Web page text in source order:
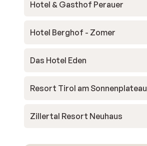
Hotel & Gasthof Perauer
Hotel Berghof - Zomer
Das Hotel Eden
Resort Tirol am Sonnenplateau
Zillertal Resort Neuhaus